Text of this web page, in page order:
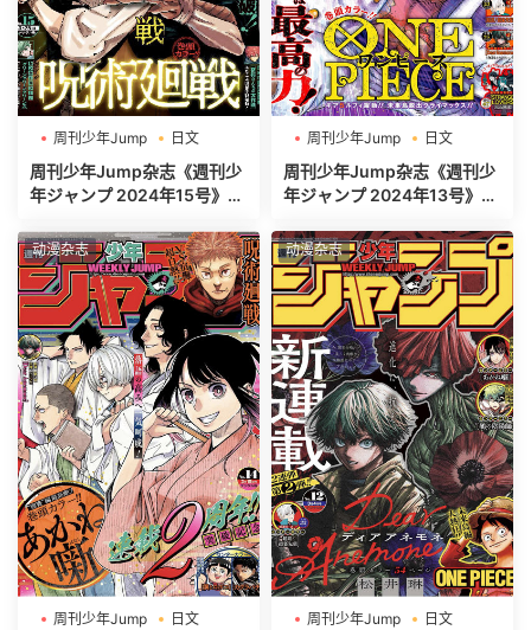
周刊少年Jump
日文
週刊少年ジャンプ
周刊少年Jump杂志《週刊少
年ジャンプ 2024年15号》高
周刊少年Jump
日文
週刊少年ジャンプ
周刊少年Jump杂志《週刊少
年ジャンプ 2024年13号》高
动漫杂志
周刊少年Jump 日文
动漫杂志
周刊少年Jump 日文